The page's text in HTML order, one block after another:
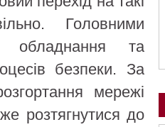
Головними
обладнання та
безпеки. За
мережі
розтягнутися до